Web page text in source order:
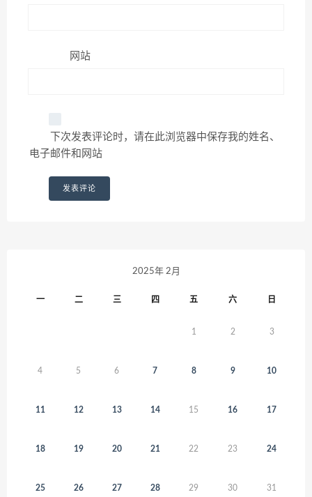
网站
下次发表评论时，请在此浏览器中保存我的姓名、
电子邮件和网站
2025年 2月
一 二 三 四 五 六 日
1 2 3
4 5 6 7 8 9 10
11 12 13 14 15 16 17
18 19 20 21 22 23 24
25 26 27 28 29 30 31